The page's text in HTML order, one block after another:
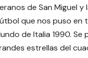
de San Miguel y
que nos puso en
de Italia 1990. Se
estrellas del